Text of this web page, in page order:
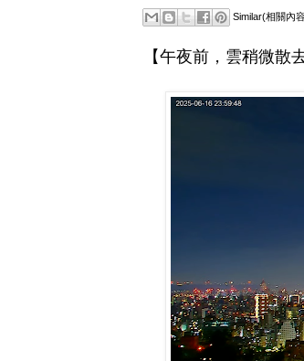
Similar(相關內
【午夜前，雲稍微散